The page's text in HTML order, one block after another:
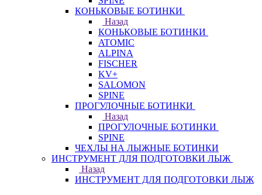
КОНЬКОВЫЕ БОТИНКИ
Назад
КОНЬКОВЫЕ БОТИНКИ
ATOMIC
ALPINA
FISCHER
KV+
SALOMON
SPINE
ПРОГУЛОЧНЫЕ БОТИНКИ
Назад
ПРОГУЛОЧНЫЕ БОТИНКИ
SPINE
ЧЕХЛЫ НА ЛЫЖНЫЕ БОТИНКИ
ИНСТРУМЕНТ ДЛЯ ПОДГОТОВКИ ЛЫЖ
Назад
ИНСТРУМЕНТ ДЛЯ ПОДГОТОВКИ ЛЫЖ